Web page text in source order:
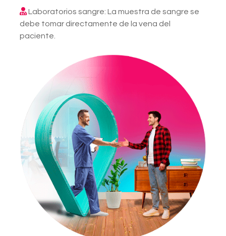
Laboratorios sangre: La muestra de sangre se
debe tomar directamente de la vena del
paciente.